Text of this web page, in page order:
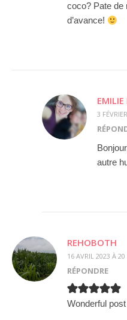
coco? Pate de
d’avance!
3
autre
REHOBOTH
16 AVRIL 2023 À
RÉPONDRE
Wonderful post